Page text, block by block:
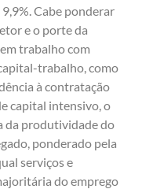
Cabe ponderar
e o porte da
trabalho com
trabalho, como
à contratação
capital intensivo, o
da produtividade do
ponderado pela
serviços e
do emprego